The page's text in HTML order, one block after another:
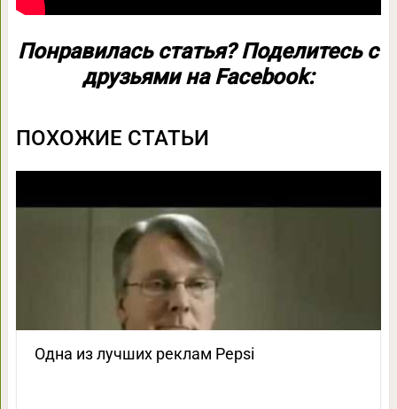
Понравилась статья? Поделитесь с
друзьями на Facebook:
ПОХОЖИЕ СТАТЬИ
Одна из лучших реклам Pepsi